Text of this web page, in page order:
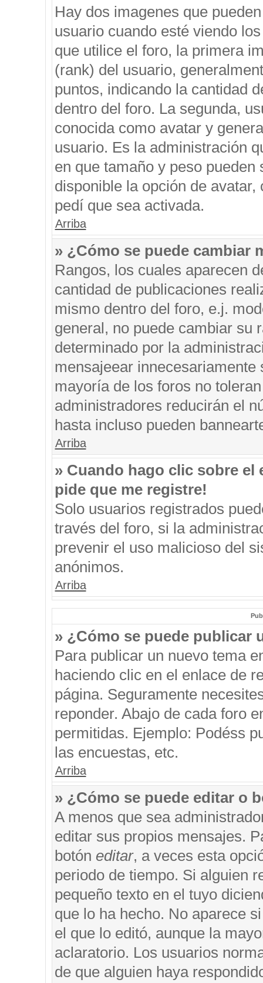
Hay dos imagenes que
usuario cuando esté viendo
que utilice el foro, la primera
(rank) del usuario,
puntos, indicando la cantidad
dentro del foro. La segunda,
conocida como avatar y
usuario. Es la administración
en que tamaño y peso
disponible la opción de
pedí que sea activada.
Arriba
» ¿Cómo se puede cambiar
Rangos, los cuales aparecen
cantidad de publicaciones
mismo dentro del foro, e.j.
general, no puede cambiar su
determinado por la
mensajeear
mayoría de los foros no
administradores reducirán el
hasta incluso pueden
Arriba
» Cuando hago clic sobre el
pide que me registre!
Solo usuarios registrados
través del foro, si la
prevenir el uso malicioso del
anónimos.
Arriba
» ¿Cómo se puede publicar
Para publicar un nuevo tema
haciendo clic en el enlace de
página. Seguramente
reponder. Abajo de cada foro
permitidas. Ejemplo: Podéss
las encuestas, etc.
Arriba
» ¿Cómo se puede editar o
A menos que sea
editar sus propios mensajes.
botón editar, a veces esta
periodo de tiempo. Si alguien
pequeño texto en el tuyo
que lo ha hecho. No aparece
el que lo editó, aunque la
aclaratorio. Los usuarios
de que alguien haya